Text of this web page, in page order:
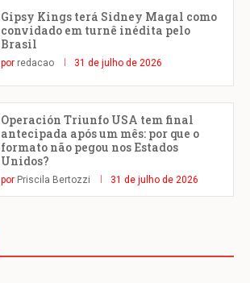
Gipsy Kings terá Sidney Magal como
convidado em turnê inédita pelo
Brasil
por redacao 31 de julho de 2026
Operación Triunfo USA tem final
antecipada após um mês: por que o
formato não pegou nos Estados
Unidos?
por Priscila Bertozzi 31 de julho de 2026